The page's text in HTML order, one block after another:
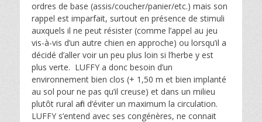
ordres de base (assis/coucher/panier/etc.) mais son
rappel est imparfait, surtout en présence de stimuli
auxquels il ne peut résister (comme l’appel au jeu
vis-à-vis d’un autre chien en approche) ou lorsqu’il a
décidé d’aller voir un peu plus loin si l’herbe y est
plus verte. LUFFY a donc besoin d’un
environnement bien clos (+ 1,50 m et bien implanté
au sol pour ne pas qu’il creuse) et dans un milieu
plutôt rural afin d’éviter un maximum la circulation.
LUFFY s’entend avec ses congénères, ne connait